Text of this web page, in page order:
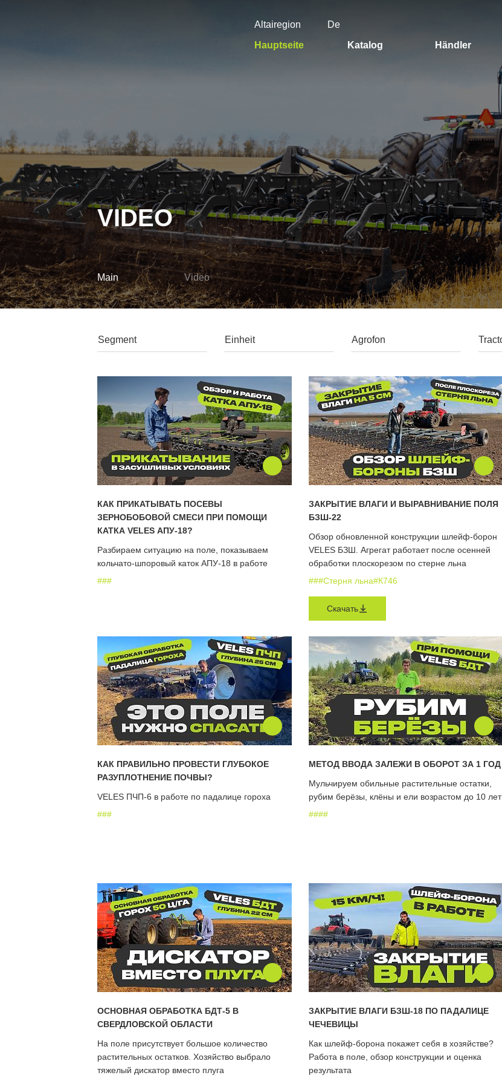
Altairegion
De
Hauptseite
Katalog Händler
VIDEO
Main Video
КАК ПРИКАТЫВАТЬ ПОСЕВЫ
ЗЕРНОБОБОВОЙ СМЕСИ ПРИ ПОМОЩИ
КАТКА VELES АПУ-18?
Разбираем ситуацию на поле, показываем
кольчато-шпоровый каток АПУ-18 в работе
###
ЗАКРЫТИЕ ВЛАГИ И ВЫРАВНИВАНИЕ ПОЛЯ
БЗШ-22
Обзор обновленной конструкции шлейф-борон
VELES БЗШ. Агрегат работает после осенней
обработки плоскорезом по стерне льна
###Стерня льна#К746
Скачать
КАК ПРАВИЛЬНО ПРОВЕСТИ ГЛУБОКОЕ
РАЗУПЛОТНЕНИЕ ПОЧВЫ?
VELES ПЧП-6 в работе по падалице гороха
###
МЕТОД ВВОДА ЗАЛЕЖИ В ОБОРОТ ЗА 1 ГОД
Мульчируем обильные растительные остатки,
рубим берёзы, клёны и ели возрастом до 10 лет
####
ОСНОВНАЯ ОБРАБОТКА БДТ-5 В
СВЕРДЛОВСКОЙ ОБЛАСТИ
На поле присутствует большое количество
растительных остатков. Хозяйство выбрало
тяжелый дискатор вместо плуга
ЗАКРЫТИЕ ВЛАГИ БЗШ-18 ПО ПАДАЛИЦЕ
ЧЕЧЕВИЦЫ
Как шлейф-борона покажет себя в хозяйстве?
Работа в поле, обзор конструкции и оценка
результата